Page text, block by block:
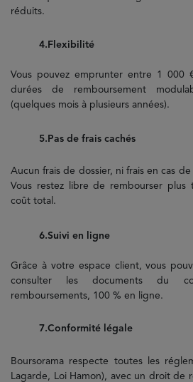
réduits.
4.Flexibilité
Vous pouvez emprunter entre 1 000
durées de remboursement
(quelques mois à plusieurs années).
5.Pas de frais cachés
Aucun frais de dossier, ni frais en cas
Vous restez libre de rembourser
coût total.
6.Suivi en ligne
Grâce à votre espace client, vous
consulter les documents du
remboursements, 100 % en ligne.
7.Conformité légale
Boursorama respecte toutes les
Lagarde, Loi Hamon), avec un droit de